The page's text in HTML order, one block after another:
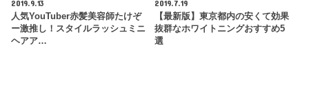
2019.9.13
人気YouTuber赤髪美容師たけぞ
ー激推し！スタイルラッシュミニ
ヘアア…
2019.7.19
【最新版】東京都内の安くて効果
抜群なホワイトニングおすすめ5
選